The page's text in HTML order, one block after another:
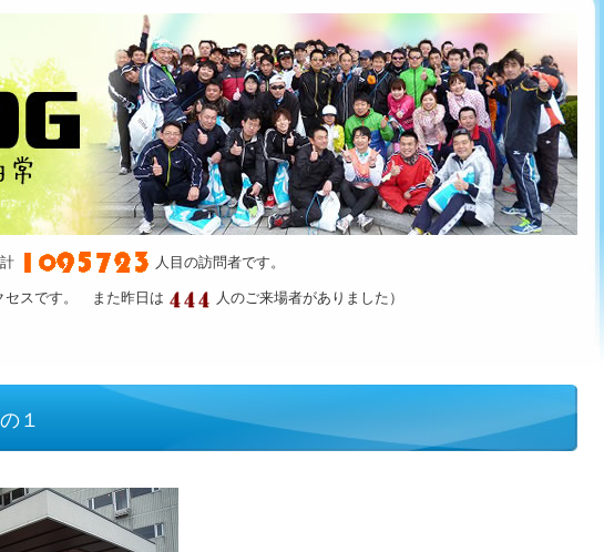
人目の訪問者です。
セスです。 また昨日は 人のご来場者がありました）
１